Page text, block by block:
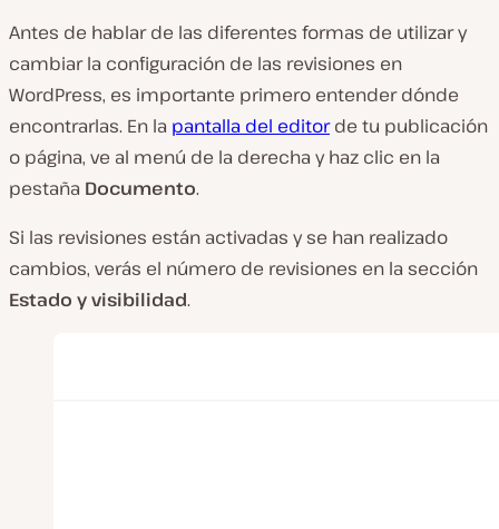
Antes de hablar de las diferentes formas de utilizar y
cambiar la configuración de las revisiones en
WordPress, es importante primero entender dónde
encontrarlas. En la pantalla del editorde tu publicación
o página, ve al menú de la derecha y haz clic en la
pestaña Documento.
Si las revisiones están activadas y se han realizado
cambios, verás el número de revisiones en la sección
Estado y visibilidad.